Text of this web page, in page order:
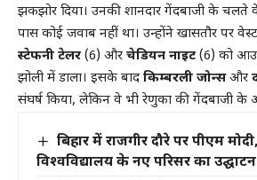
झकझोर दिया। उनकी शानदार गेंदबाजी के
पास कोई जवाब नहीं था। उन्होंने खासतौर पर
स्टेफनी टेलर (6) और चेडियन नाइट (6) को
झोली में डाला। इसके बाद किम्बरली जोन्सऔर
संघर्ष किया, लेकिन वे भी रेणुका की गेंदबाजी के
बिहार में राजगीर दौरे पर पीएम
विश्वविद्यालय के नए परिसर का उद्घाटन